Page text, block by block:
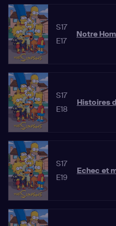
S17
E17
Notre
S17
E18
Histoires
S17
E19
Echec et